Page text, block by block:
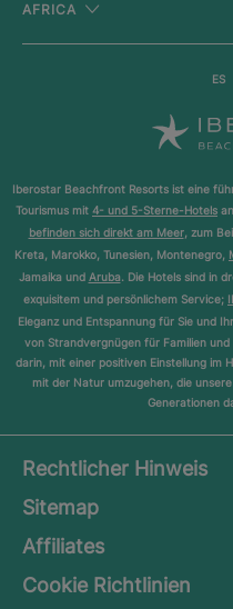
AFRICA
ES
Iberostar Beachfront Resorts ist eine
Tourismus mit 4- und 5-Sterne-Hotels
befinden sich direkt am Meer, zum
Kreta, Marokko, Tunesien, Montenegro,
Jamaika und Aruba. Die Hotels sind in
exquisitem und persönlichem Service;
Eleganz und Entspannung für Sie und
von Strandvergnügen für Familien
darin, mit einer positiven Einstellung im
mit der Natur umzugehen, die
Generationen
Rechtlicher Hinweis
Sitemap
Affiliates
Cookie Richtlinien